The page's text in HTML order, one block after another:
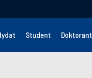
Student Doktorant